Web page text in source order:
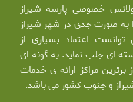
خصوصی پارسه شیراز
خود را به صورت جدی در شهر شیراز
اعتماد بسیاری از
ای جلب نماید. به گونه ای
مراکز ارائه ی خدمات
و جنوب کشور می باشد.